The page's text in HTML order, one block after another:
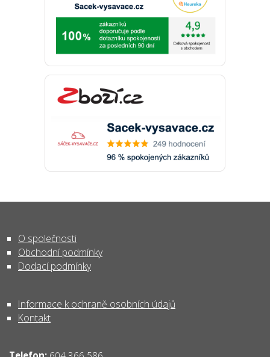
O společnosti
Obchodní podmínky
Dodací podmínky
Informace k ochraně osobních údajů
Kontakt